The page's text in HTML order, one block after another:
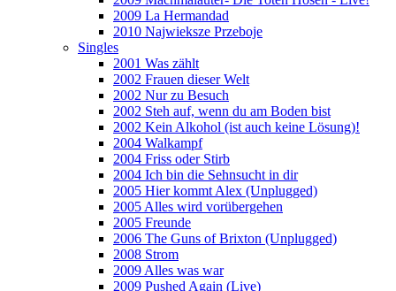
2009 La Hermandad
2010 Najwieksze Przeboje
Singles
2001 Was zählt
2002 Frauen dieser Welt
2002 Nur zu Besuch
2002 Steh auf, wenn du am Boden bist
2002 Kein Alkohol (ist auch keine Lösung)!
2004 Walkampf
2004 Friss oder Stirb
2004 Ich bin die Sehnsucht in dir
2005 Hier kommt Alex (Unplugged)
2005 Alles wird vorübergehen
2005 Freunde
2006 The Guns of Brixton (Unplugged)
2008 Strom
2009 Alles was war
2009 Pushed Again (Live)